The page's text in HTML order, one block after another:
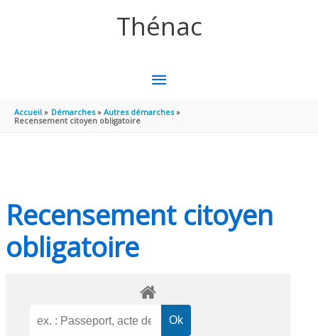
Thénac
MENU
PRINCIPAL
Accueil Démarches
Autres démarches
Recensement citoyen obligatoire
Recensement citoyen
obligatoire